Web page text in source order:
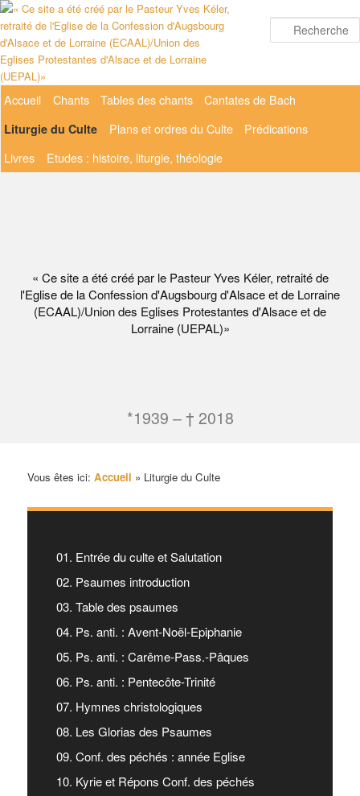
Aller
au
contenu
principal
« Ce site a été créé par le Pasteur Yves Kéler, retraité de
l'Eglise de la Confession d'Augsbourg d'Alsace et de Lorraine
(ECAAL)/Union des Eglises Protestantes d'Alsace et de
Lorraine (UEPAL)»
*1939 – † 2018
Menu
Accueil Chants Tables des chants Cantates de Bach
Liturgie du Culte Plans et ordres du Culte
Prédications
Livres
Etudes : histoire, liturgie, théologie
Vous êtes ici:Accueil » Liturgie du Culte
01. Entrée du culte et Salutation
02. Psaumes introduction
03. Table des psaumes
04. Ps. anti. : Avent-Noël-Epiphanie
05. Ps. anti. : Carême-Pass.-Pâques
06. Ps. anti. : Pentecôte-Trinité
07. Hymnes christologiques
08. Les Glorias des Psaumes
09. Conf. des péchés : année Eglise
10. Kyrie et Répons Conf. des péchés